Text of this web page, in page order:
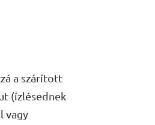
a szárított
(ízlésednek
vagy